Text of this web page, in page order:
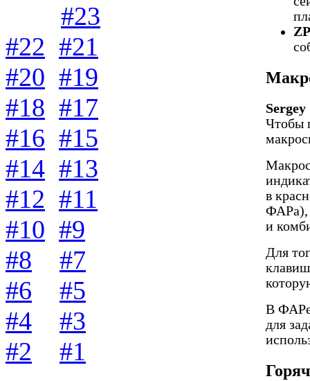
#23
#22 #21
#20 #19
#18 #17
#16 #15
#14 #13
#12 #11
#10 #9
#8
#7
#6
#5
#4
#3
#2
#1
Чтобы
в
ФАРа),
и
Для
В ФАРе
для